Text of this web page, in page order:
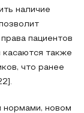
наличие
пациентов
касаются также
что ранее
нормами, новом